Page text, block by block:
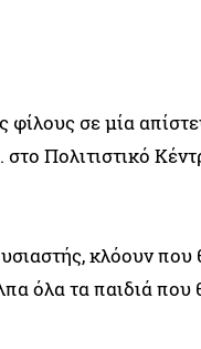
σε μία
Πολιτιστικό
κλόουν που
όλα τα παιδιά που